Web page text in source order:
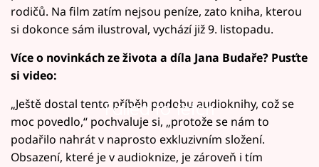
rodičů. Na film zatím nejsou peníze, zato kniha, kterou
si dokonce sám ilustroval, vychází již 9. listopadu.
Více o novinkách ze života a díla Jana Budaře? Pusťte
si video:
Failed to fetch
„Ještě dostal tento příběh podobu audioknihy, což se
moc povedlo,“ pochvaluje si, „protože se nám to
podařilo nahrát v naprosto exkluzivním složení.
Obsazení, které je v audioknize, je zároveň i tím